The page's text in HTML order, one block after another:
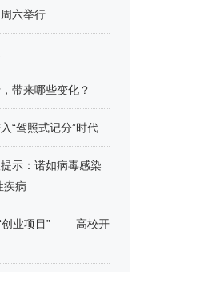
六举行
带来哪些变化？
“驾照式记分”时代
示：诺如病毒感染
疾病
创业项目”—— 高校开